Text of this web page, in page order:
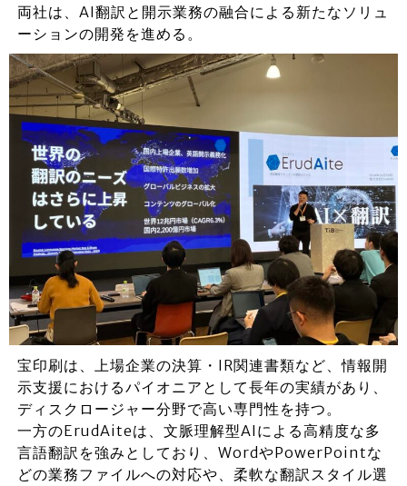
両社は、AI翻訳と開示業務の融合による新たなソリュ
ーションの開発を進める。
宝印刷は、上場企業の決算・IR関連書類など、情報開
示支援におけるパイオニアとして長年の実績があり、
ディスクロージャー分野で高い専門性を持つ。
一方のErudAiteは、文脈理解型AIによる高精度な多
言語翻訳を強みとしており、WordやPowerPointな
どの業務ファイルへの対応や、柔軟な翻訳スタイル選